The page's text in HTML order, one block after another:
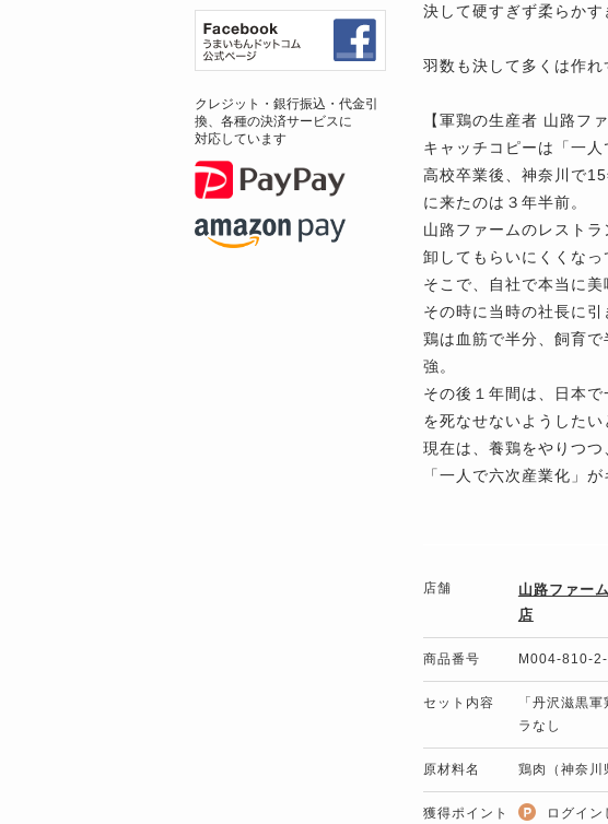
決して硬すぎず柔らか
羽数も決して多くは作
【軍鶏の生産者 山路フ
キャッチコピーは「一
高校卒業後、神奈川で
に来たのは３年半前。
山路ファームのレスト
卸してもらいにくくなっ
そこで、自社で本当に
その時に当時の社長に
鶏は血筋で半分、飼育
強。
その後１年間は、日本
を死なせないようした
現在は、養鶏をやりつ
「一人で六次産業化」
店舗
山路ファー
店
商品番号 M004-810-
セット内容
「丹沢滋黒
ラなし
原材料名 鶏肉（神奈川
獲得ポイント ログイン
クレジット・銀行振込・代金引
換、各種の決済サービスに
対応しています